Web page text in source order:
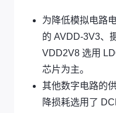
为降低模拟电路
的 AVDD-3V3、
VDD2V8 选用
芯片为主。
其他数字电路的
降损耗选用了